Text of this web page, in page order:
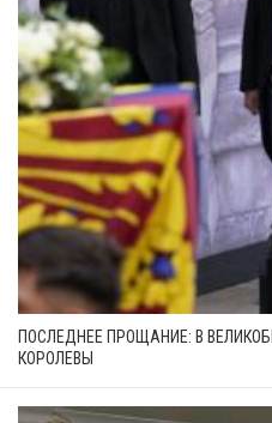
ПОСЛЕДНЕЕ ПРОЩАНИЕ: В
КОРОЛЕВЫ